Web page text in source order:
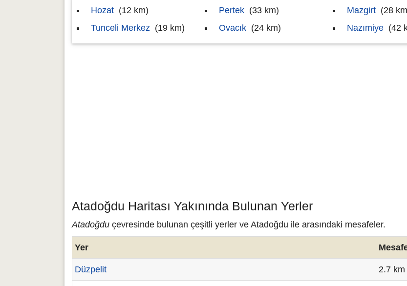
Hozat (12 km)
Tunceli Merkez (19 km)
Pertek (33 km)
Ovacık (24 km)
Mazgirt (28
Nazımiye (42
Atadoğdu Haritası Yakınında Bulunan Yerler
Atadoğdu çevresinde bulunan çeşitli yerler ve Atadoğdu ile arasındaki mesafeler.
Yer
Düzpelit 2.7 km